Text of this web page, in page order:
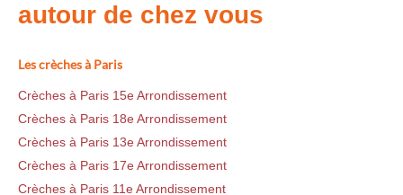
autour de chez vous
Les crèches à Paris
Crèches à Paris 15e Arrondissement
Crèches à Paris 18e Arrondissement
Crèches à Paris 13e Arrondissement
Crèches à Paris 17e Arrondissement
Crèches à Paris 11e Arrondissement